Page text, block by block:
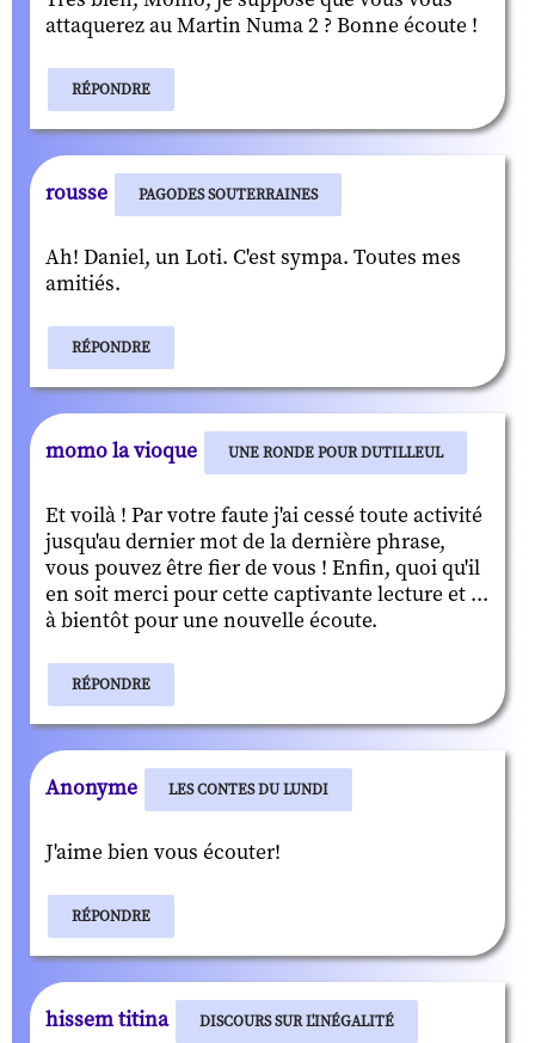
attaquerez au Martin Numa 2 ? Bonne écoute !
RÉPONDRE
rousse PAGODES SOUTERRAINES
Ah! Daniel, un Loti. C'est sympa. Toutes mes
amitiés.
RÉPONDRE
momo la vioque UNE RONDE POUR DUTILLEUL
Et voilà ! Par votre faute j'ai cessé toute activité
jusqu'au dernier mot de la dernière phrase,
vous pouvez être fier de vous ! Enfin, quoi qu'il
en soit merci pour cette captivante lecture et ...
à bientôt pour une nouvelle écoute.
RÉPONDRE
Anonyme LES CONTES DU LUNDI
J'aime bien vous écouter!
RÉPONDRE
hissem titina DISCOURS SUR L'INÉGALITÉ